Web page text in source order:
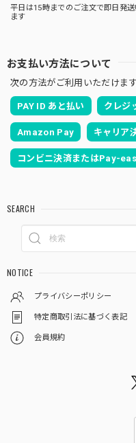
平日は15時までのご注文で即日発
ます
お支払い方法について
次の方法がご利用いただけます
PAY ID あと払い クレジ
Amazon Pay キャリア
コンビニ決済またはPay-
SEARCH
NOTICE
プライバシーポリシー
特定商取引法に基づく表記
会員規約